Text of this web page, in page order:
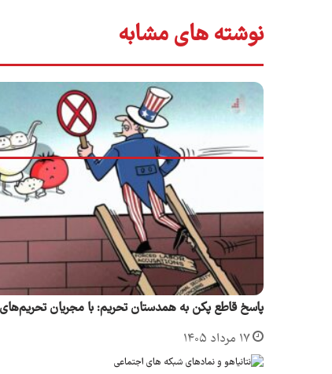
نوشته های مشابه
پاسخ قاطع پکن به همدستان تحریم: با مجریان
۱۷ مرداد ۱۴۰۵